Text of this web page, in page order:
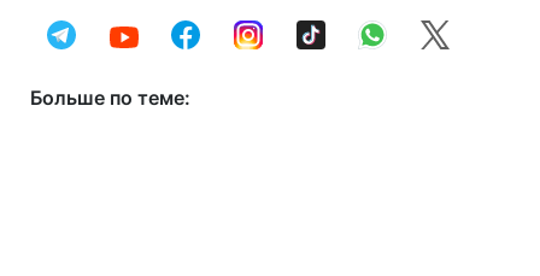
Больше по теме: